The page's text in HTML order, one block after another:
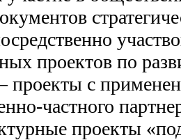
проектов по
проекты с
частного
проекты